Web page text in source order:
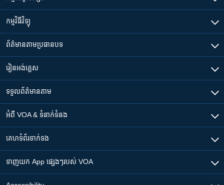
កម្មវិធី​វិទ្យុ
ព័ត៌មាន​តាមប្រធានបទ​
រៀន​​អង់គ្លេស
ទទួល​ព័ត៌មាន​តាម
អំពី​ VOA & ទំនាក់ទំនង
គេហទំព័រ​​ទាក់ទង
ទាញយក​ App ផ្សេងៗ​របស់​ VOA